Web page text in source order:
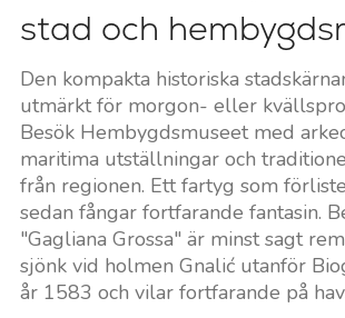
stad och
Den kompakta historiska
utmärkt för morgon- eller
Besök Hembygdsmuseet med
maritima utställningar och
från regionen. Ett fartyg som
sedan fångar fortfarande fantasin.
"Gagliana Grossa" är minst sagt
sjönk vid holmen Gnalić utanför
år 1583 och vilar fortfarande på